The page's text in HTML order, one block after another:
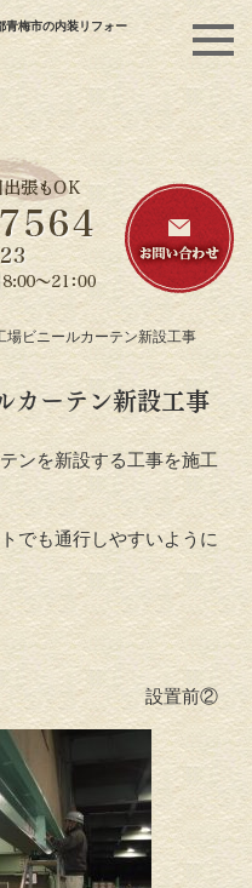
梅市の内装リフォー
ビニールカーテン新設工事
ーテン新設工事
ンを新設する工事を施工
でも通行しやすいように
前②